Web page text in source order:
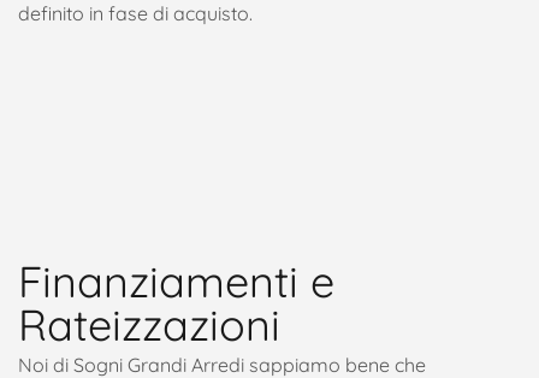
definito in fase di acquisto.
Finanziamenti e
Rateizzazioni
Noi di Sogni Grandi Arredi sappiamo bene che